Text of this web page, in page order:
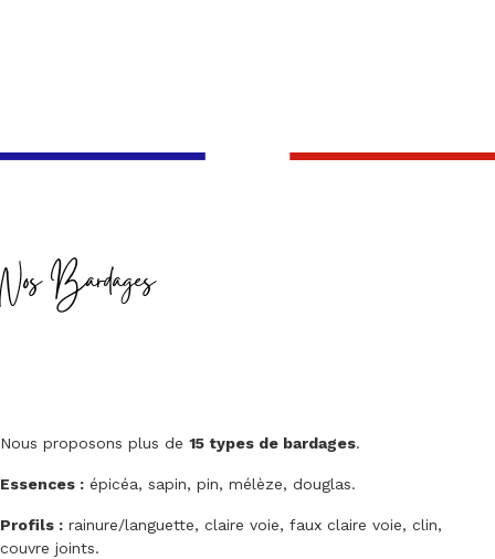
Nos Bardages
Nous proposons plus de 15 types de bardages.
Essences : épicéa, sapin, pin, mélèze, douglas.
Profils : rainure/languette, claire voie, faux claire voie, clin,
couvre joints.